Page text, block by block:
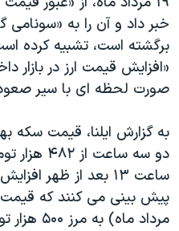
خبر داد و آن را به «سونامی
برگشته است، تشبیه کرده
«افزایش قیمت ارز در بازار
صورت لحظه ای با سیر
به گزارش ایلنا، قیمت سکه
ساعت ۱۳ بعد از ظهر
مرداد ماه) به مرز ۵۰۰ هزار تومان برسد.»